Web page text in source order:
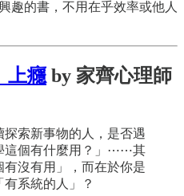
趣的書，不用在乎效率或他人
上癮 by 家齊心理師
索新事物的人，是否遇
這個有什麼用？」⋯⋯其
沒有用」，而在於你是
有系統的人」？